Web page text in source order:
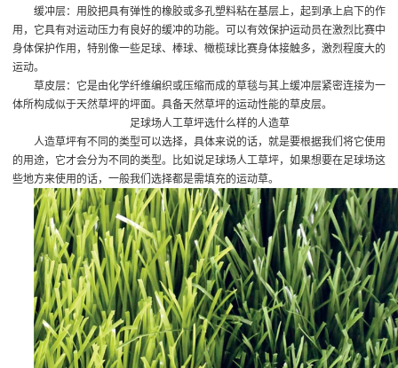
缓冲层：用胶把具有弹性的橡胶或多孔塑料粘在基层上，起到承上启下的作
用，它具有对运动压力有良好的缓冲的功能。可以有效保护运动员在激烈比赛中
身体保护作用，特别像一些足球、棒球、橄榄球比赛身体接触多，激烈程度大的
运动。
草皮层：它是由化学纤维编织或压缩而成的草毯与其上缓冲层紧密连接为一
体所构成似于天然草坪的坪面。具备天然草坪的运动性能的草皮层。
足球场人工草坪选什么样的人造草
人造草坪有不同的类型可以选择，具体来说的话，就是要根据我们将它使用
的用途，它才会分为不同的类型。比如说足球场人工草坪，如果想要在足球场这
些地方来使用的话，一般我们选择都是需填充的运动草。